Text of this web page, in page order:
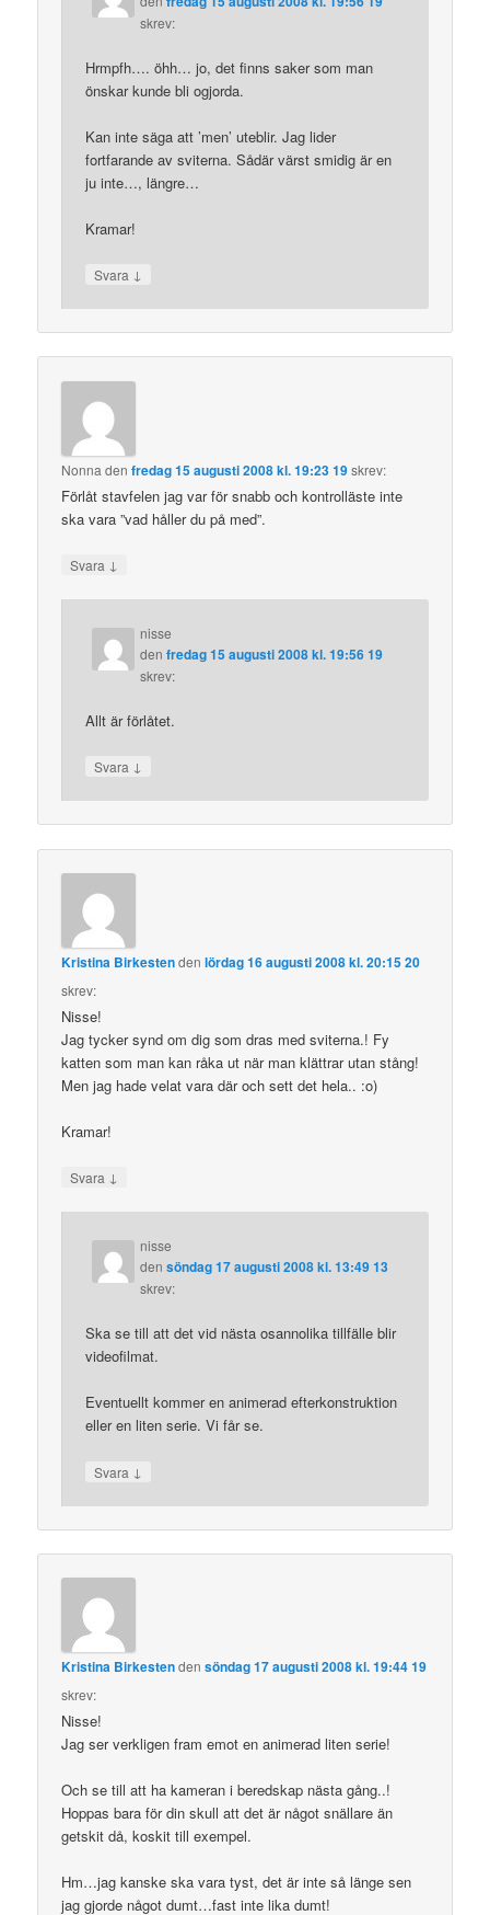
skrev:
Hrmpfh…. öhh… jo, det finns saker som man
önskar kunde bli ogjorda.
Kan inte säga att ’men’ uteblir. Jag lider
fortfarande av sviterna. Sådär värst smidig är en
ju inte…, längre…
Kramar!
Svara ↓
Nonna denfredag 15 augusti 2008 kl. 19:23 19skrev:
Förlåt stavfelen jag var för snabb och kontrolläste inte
ska vara ”vad håller du på med”.
Svara ↓
nisse
denfredag 15 augusti 2008 kl. 19:56 19
skrev:
Allt är förlåtet.
Svara ↓
Kristina Birkestendenlördag 16 augusti 2008 kl. 20:15 20
skrev:
Nisse!
Jag tycker synd om dig som dras med sviterna.! Fy
katten som man kan råka ut när man klättrar utan stång!
Men jag hade velat vara där och sett det hela.. :o)
Kramar!
Svara ↓
nisse
densöndag 17 augusti 2008 kl. 13:49 13
skrev:
Ska se till att det vid nästa osannolika tillfälle blir
videofilmat.
Eventuellt kommer en animerad efterkonstruktion
eller en liten serie. Vi får se.
Svara ↓
Kristina Birkestendensöndag 17 augusti 2008 kl. 19:44 19
skrev:
Nisse!
Jag ser verkligen fram emot en animerad liten serie!
Och se till att ha kameran i beredskap nästa gång..!
Hoppas bara för din skull att det är något snällare än
getskit då, koskit till exempel.
Hm…jag kanske ska vara tyst, det är inte så länge sen
jag gjorde något dumt…fast inte lika dumt!